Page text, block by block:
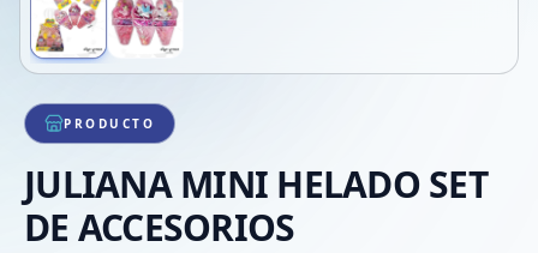
PRODUCTO
JULIANA MINI HELADO SET
DE ACCESORIOS